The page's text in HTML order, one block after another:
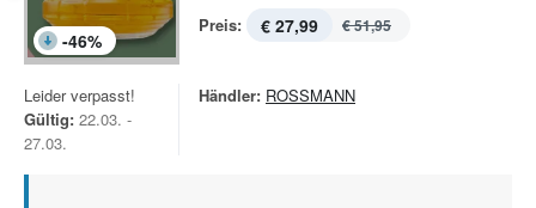
-46%
Preis: € 27,99 € 51,95
Leider verpasst!
Gültig: 22.03. -
27.03.
Händler: ROSSMANN